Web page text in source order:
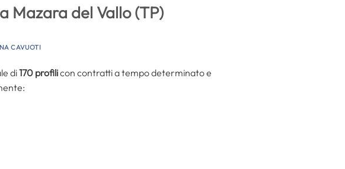
Mazara del Vallo (TP)
CAVUOTI
di170 profilicon contratti a tempo determinato e